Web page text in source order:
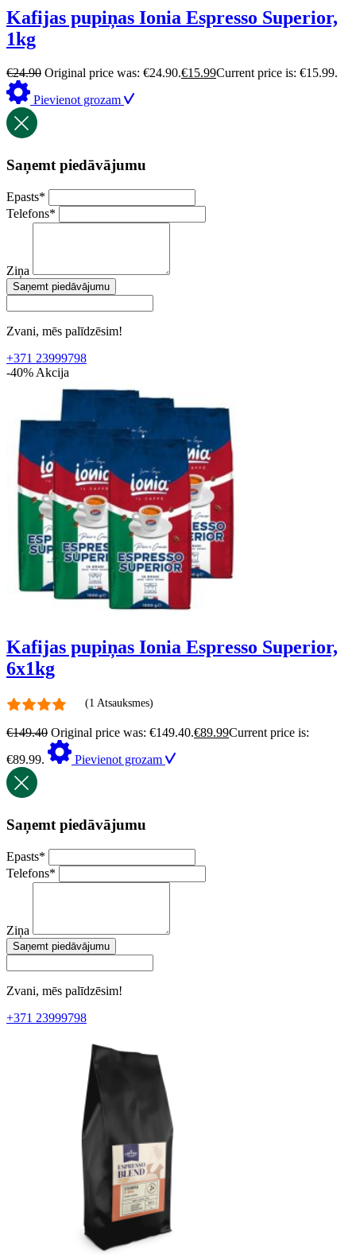
Kafijas pupiņas Ionia Espresso Superior,
1kg
€24.90 Original price was: €24.90.€15.99Current price is: €15.99.
Pievienot grozam
Saņemt piedāvājumu
Epasts*
Telefons*
Ziņa
Saņemt piedāvājumu
Zvani, mēs palīdzēsim!
+371 23999798
-40% Akcija
Kafijas pupiņas Ionia Espresso Superior,
6x1kg
(1 Atsauksmes)
€149.40 Original price was: €149.40.€89.99Current price is:
€89.99.
Pievienot grozam
Saņemt piedāvājumu
Epasts*
Telefons*
Ziņa
Saņemt piedāvājumu
Zvani, mēs palīdzēsim!
+371 23999798